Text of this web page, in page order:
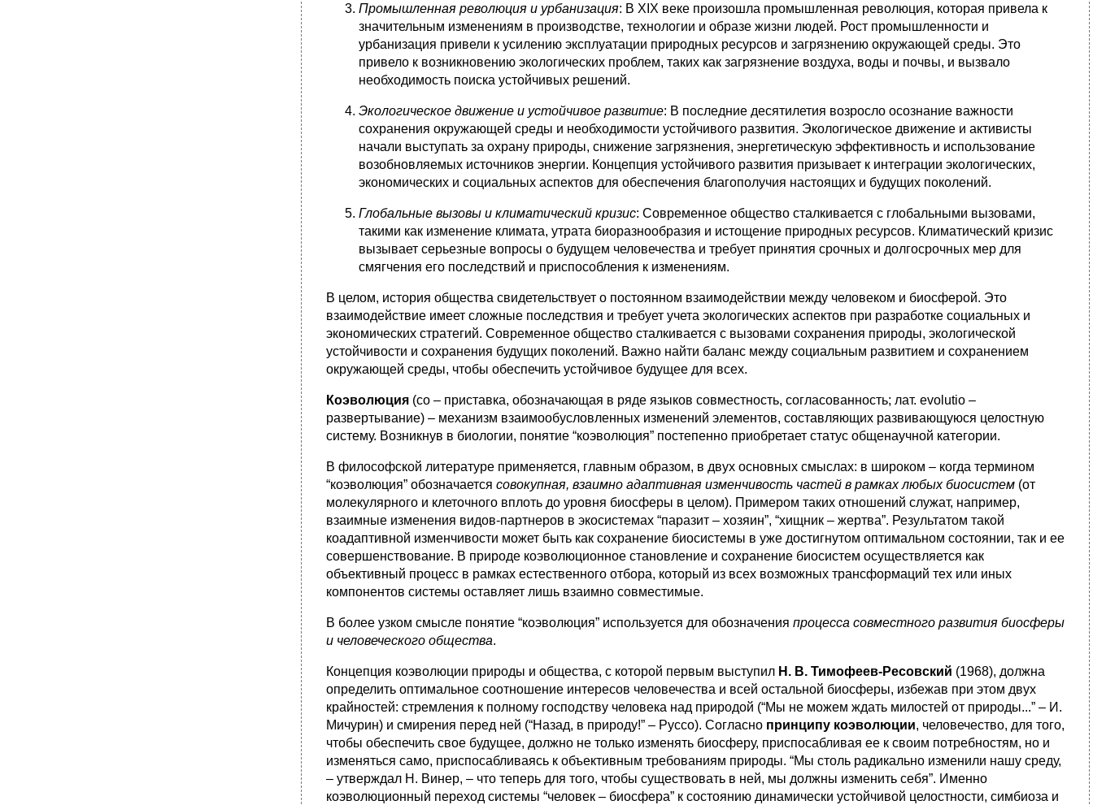
Промышленная революция и урбанизация: В XIX веке произошла промышленная революция, которая привела к
значительным изменениям в производстве, технологии и образе жизни людей. Рост промышленности и
урбанизация привели к усилению эксплуатации природных ресурсов и загрязнению окружающей среды. Это
привело к возникновению экологических проблем, таких как загрязнение воздуха, воды и почвы, и вызвало
необходимость поиска устойчивых решений.
Экологическое движение и устойчивое развитие: В последние десятилетия возросло осознание важности
сохранения окружающей среды и необходимости устойчивого развития. Экологическое движение и активисты
начали выступать за охрану природы, снижение загрязнения, энергетическую эффективность и использование
возобновляемых источников энергии. Концепция устойчивого развития призывает к интеграции экологических,
экономических и социальных аспектов для обеспечения благополучия настоящих и будущих поколений.
Глобальные вызовы и климатический кризис: Современное общество сталкивается с глобальными вызовами,
такими как изменение климата, утрата биоразнообразия и истощение природных ресурсов. Климатический кризис
вызывает серьезные вопросы о будущем человечества и требует принятия срочных и долгосрочных мер для
смягчения его последствий и приспособления к изменениям.
В целом, история общества свидетельствует о постоянном взаимодействии между человеком и биосферой. Это
взаимодействие имеет сложные последствия и требует учета экологических аспектов при разработке социальных и
экономических стратегий. Современное общество сталкивается с вызовами сохранения природы, экологической
устойчивости и сохранения будущих поколений. Важно найти баланс между социальным развитием и сохранением
окружающей среды, чтобы обеспечить устойчивое будущее для всех.
Коэволюция (со – приставка, обозначающая в ряде языков совместность, согласованность; лат. evolutio –
развертывание) – механизм взаимообусловленных изменений элементов, составляющих развивающуюся целостную
систему. Возникнув в биологии, понятие “коэволюция” постепенно приобретает статус общенаучной категории.
В философской литературе применяется, главным образом, в двух основных смыслах: в широком – когда термином
“коэволюция” обозначается совокупная, взаимно адаптивная изменчивость частей в рамках любых биосистем (от
молекулярного и клеточного вплоть до уровня биосферы в целом). Примером таких отношений служат, например,
взаимные изменения видов-партнеров в экосистемах “паразит – хозяин”, “хищник – жертва”. Результатом такой
коадаптивной изменчивости может быть как сохранение биосистемы в уже достигнутом оптимальном состоянии, так и ее
совершенствование. В природе коэволюционное становление и сохранение биосистем осуществляется как
объективный процесс в рамках естественного отбора, который из всех возможных трансформаций тех или иных
компонентов системы оставляет лишь взаимно совместимые.
В более узком смысле понятие “коэволюция” используется для обозначения процесса совместного развития биосферы
и человеческого общества.
Концепция коэволюции природы и общества, с которой первым выступил Н. В. Тимофеев-Ресовский (1968), должна
определить оптимальное соотношение интересов человечества и всей остальной биосферы, избежав при этом двух
крайностей: стремления к полному господству человека над природой (“Мы не можем ждать милостей от природы...” – И.
Мичурин) и смирения перед ней (“Назад, в природу!” – Руссо). Согласно принципу коэволюции, человечество, для того,
чтобы обеспечить свое будущее, должно не только изменять биосферу, приспосабливая ее к своим потребностям, но и
изменяться само, приспосабливаясь к объективным требованиям природы. “Мы столь радикально изменили нашу среду,
– утверждал Н. Винер, – что теперь для того, чтобы существовать в ней, мы должны изменить себя”. Именно
коэволюционный переход системы “человек – биосфера” к состоянию динамически устойчивой целостности, симбиоза и